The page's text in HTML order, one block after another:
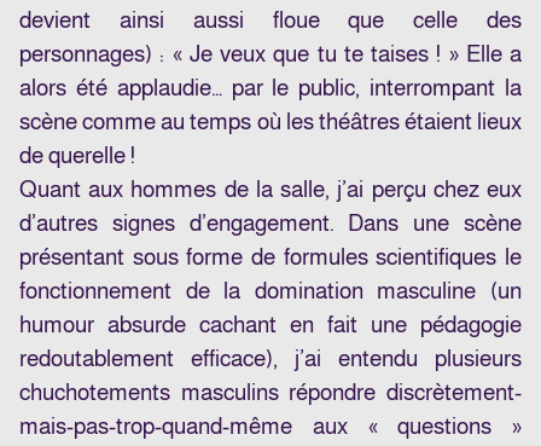
devient ainsi aussi floue que celle des
personnages) : « Je veux que tu te taises ! » Elle a
alors été applaudie… par le public, interrompant la
scène comme au temps où les théâtres étaient lieux
de querelle !
Quant aux hommes de la salle, j’ai perçu chez eux
d’autres signes d’engagement. Dans une scène
présentant sous forme de formules scientifiques le
fonctionnement de la domination masculine (un
humour absurde cachant en fait une pédagogie
redoutablement efficace), j’ai entendu plusieurs
chuchotements masculins répondre discrètement-
mais-pas-trop-quand-même aux « questions »